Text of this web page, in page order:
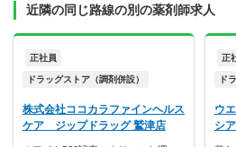
近隣の同じ路線の別の薬剤師求人
正社員
ドラッグストア（調剤併設）
株式会社ココカラファインヘルス
ケア ジップドラッグ 鷲津店
正
ド
ウ
シ